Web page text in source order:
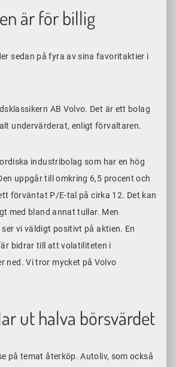
är för billig
sedan på fyra av sina favoritaktier i
AB Volvo. Det är ett bolag
undervärderat, enligt förvaltaren.
industribolag som har en hög
uppgår till omkring 6,5 procent och
förväntat P/E-tal på cirka 12. Det kan
med bland annat tullar. Men
vi väldigt positivt på aktien. En
bidrar till att volatiliteten i
ned. Vi tror mycket på Volvo
ut halva börsvärdet
på temat återköp. Autoliv, som också